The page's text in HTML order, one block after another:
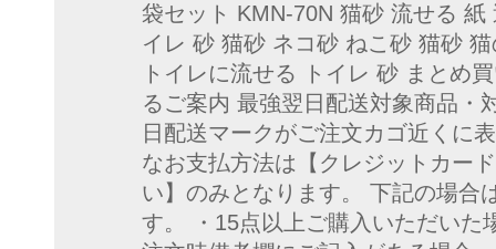
袋セット KMN-70N 猫砂 流せる
イレ 砂 猫砂 ネコ砂 ねこ砂 猫砂
トイレに流せる トイレ 砂 まとめ
るご案内 最強翌日配送対象商品・
日配送マークがご注文カゴ近くに
なお支払方法は【クレジットカー
い】のみとなります。 下記の場合
す。 ・15点以上ご購入いただいた